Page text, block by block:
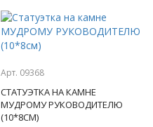
Арт. 09368
СТАТУЭТКА НА КАМНЕ
МУДРОМУ РУКОВОДИТЕЛЮ
(10*8СМ)